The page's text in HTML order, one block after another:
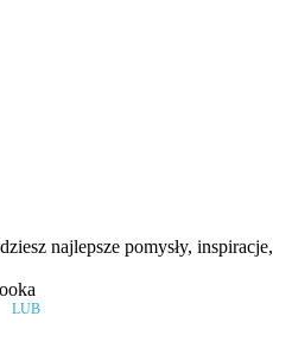
najlepsze pomysły, inspiracje,
LUB